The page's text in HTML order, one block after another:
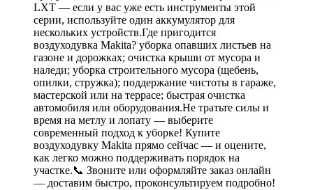
LXT — если у вас уже есть инструменты этой
серии, используйте один аккумулятор для
нескольких устройств.Где пригодится
воздуходувка Makita? уборка опавших листьев на
газоне и дорожках; очистка крыши от мусора и
наледи; уборка строительного мусора (щебень,
опилки, стружка); поддержание чистоты в гараже,
мастерской или на террасе; быстрая очистка
автомобиля или оборудования.Не тратьте силы и
время на метлу и лопату — выберите
современный подход к уборке! Купите
воздуходувку Makita прямо сейчас — и оцените,
как легко можно поддерживать порядок на
участке.📞 Звоните или оформляйте заказ онлайн
— доставим быстро, проконсультируем подробно!